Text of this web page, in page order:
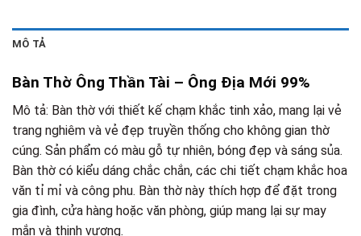
MÔ TẢ
Bàn Thờ Ông Thần Tài – Ông Địa Mới 99%
Mô tả: Bàn thờ với thiết kế chạm khắc tinh xảo, mang lại vẻ
trang nghiêm và vẻ đẹp truyền thống cho không gian thờ
cúng. Sản phẩm có màu gỗ tự nhiên, bóng đẹp và sáng sủa.
Bàn thờ có kiểu dáng chắc chắn, các chi tiết chạm khắc hoa
văn tỉ mỉ và công phu. Bàn thờ này thích hợp để đặt trong
gia đình, cửa hàng hoặc văn phòng, giúp mang lại sự may
mắn và thịnh vượng.